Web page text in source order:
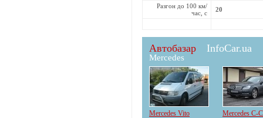
Разгон до 100 км/
час, с
20
Автобазар InfoCar.ua
Mercedes
Mercedes Vito Mercedes C-